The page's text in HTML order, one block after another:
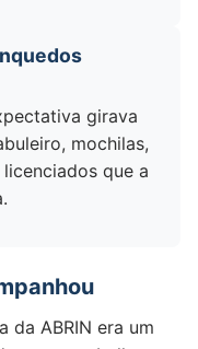
girava
mochilas,
que a
da ABRIN era um